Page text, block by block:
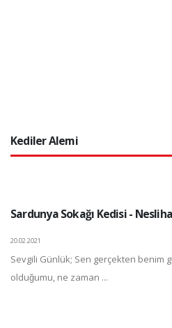
Kediler Alemi
Sardunya Sokağı Kedisi -
20.02.2021
Sevgili Günlük; Sen gerçekten benim
olduğumu, ne zaman ...